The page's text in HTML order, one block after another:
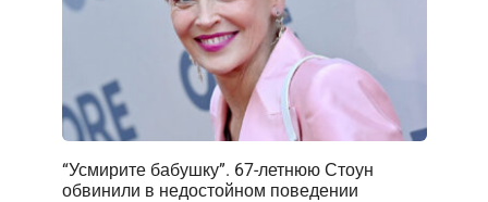
“Усмирите бабушку”. 67-летнюю Стоун
обвинили в недостойном поведении